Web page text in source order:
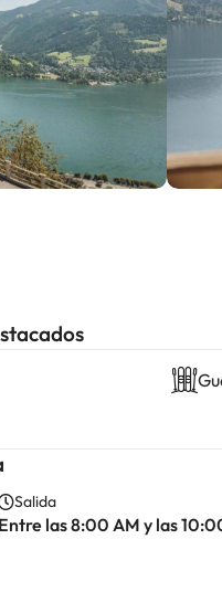
Salida
Entre las 8:00 AM y las